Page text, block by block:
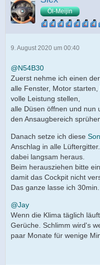
Öl-Meijin
9. August 2020 um 00:40
@N54B30
Zuerst nehme ich einen
alle Fenster, Motor
volle Leistung stellen,
alle Düsen öffnen und nun
den Ansaugbereich
Danach setze ich diese
Anschlag in alle
dabei langsam heraus.
Beim herausziehen bitte
damit das Cockpit nicht
Das ganze lasse ich 30min.
@Jay
Wenn die Klima täglich
Gerüche. Schlimm wird's
paar Monate für wenige